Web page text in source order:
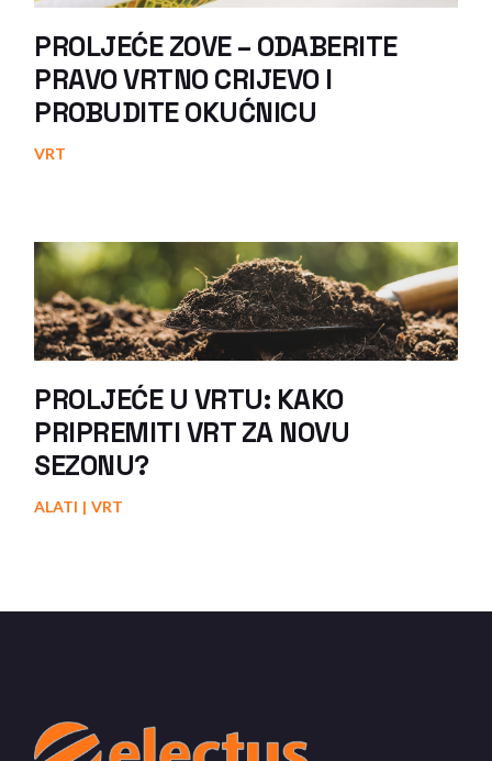
PROLJEĆE ZOVE – ODABERITE
PRAVO VRTNO CRIJEVO I
PROBUDITE OKUĆNICU
VRT
PROLJEĆE U VRTU: KAKO
PRIPREMITI VRT ZA NOVU
SEZONU?
ALATI VRT